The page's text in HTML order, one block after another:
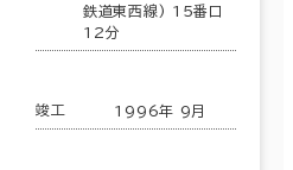
鉄道東西線) 15番口
12分
竣工 1996年 9月